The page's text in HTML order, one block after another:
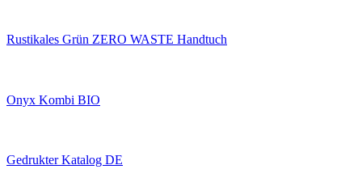
Rustikales Grün ZERO WASTE Handtuch
Onyx Kombi BIO
Gedrukter Katalog DE